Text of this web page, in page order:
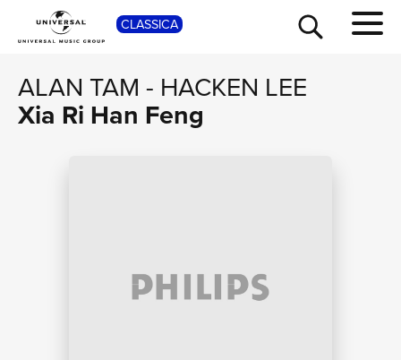
CLASSICA
ALAN TAM - HACKEN LEE
Xia Ri Han Feng
SHOP
TOUR
NEWS